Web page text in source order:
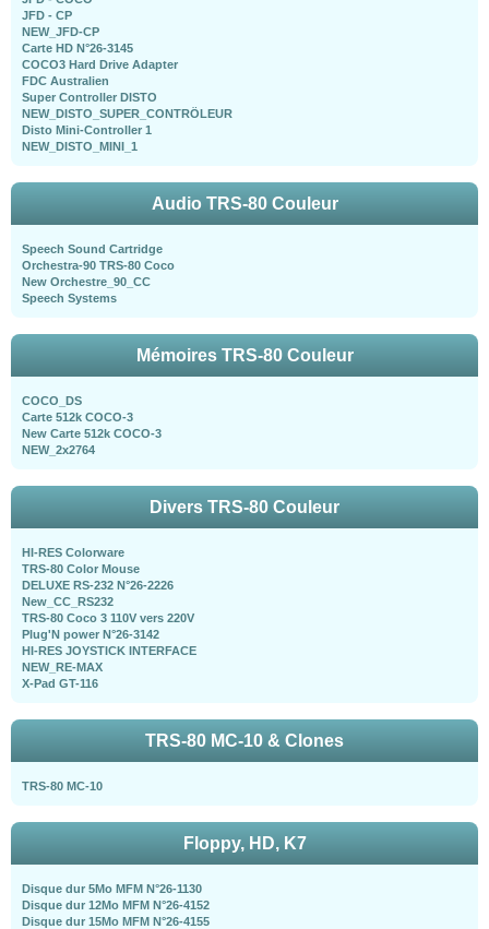
JFD - CP
NEW_JFD-CP
Carte HD N°26-3145
COCO3 Hard Drive Adapter
FDC Australien
Super Controller DISTO
NEW_DISTO_SUPER_CONTRÖLEUR
Disto Mini-Controller 1
NEW_DISTO_MINI_1
Audio TRS-80 Couleur
Speech Sound Cartridge
Orchestra-90 TRS-80 Coco
New Orchestre_90_CC
Speech Systems
Mémoires TRS-80 Couleur
COCO_DS
Carte 512k COCO-3
New Carte 512k COCO-3
NEW_2x2764
Divers TRS-80 Couleur
HI-RES Colorware
TRS-80 Color Mouse
DELUXE RS-232 N°26-2226
New_CC_RS232
TRS-80 Coco 3 110V vers 220V
Plug'N power N°26-3142
HI-RES JOYSTICK INTERFACE
NEW_RE-MAX
X-Pad GT-116
TRS-80 MC-10 & Clones
TRS-80 MC-10
Floppy, HD, K7
Disque dur 5Mo MFM N°26-1130
Disque dur 12Mo MFM N°26-4152
Disque dur 15Mo MFM N°26-4155